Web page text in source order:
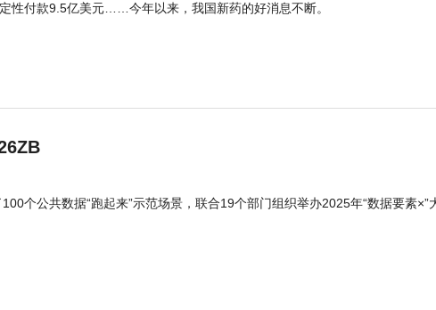
性付款9.5亿美元……今年以来，我国新药的好消息不断。
个公共数据“跑起来”示范场景，联合19个部门组织举办2025年“数据要素×”